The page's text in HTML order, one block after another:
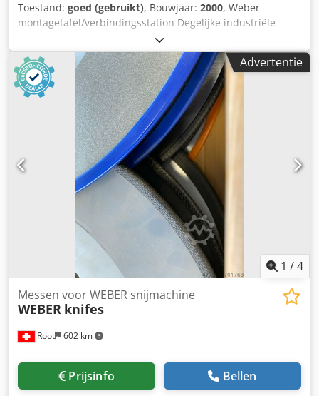
Toestand: goed (gebruikt), Bouwjaar: 2000, Weber
montagetafel/verbindingsstation Degelijke industriële
montagetafel/verbindingsstation van de kwaliteitsfabrikant
WEBER Konstruktion Maschinenbau GmbH. De machine
kenmerkt zich door een extreem robuust mechanisch
ontwerp en is ideaal voor productiebedrijven,
werkplaatsen of als perfecte basis voor een
moderniseringsproject. Technische gegevens (volgens het
typeplaatje): Fabrikant: WEBER Konstruktion
Maschinenbau GmbH (Aschaffenburg) Dwedozni Rxepfx
Aatsa Type: Montagetafel Machinenummer: BA 659 00
Bouwjaar: 08/2000 Elektrische aansluiting: 380 V (CEE-
stekker beschikbaar) Pneumatische aansluiting: 6 bar
"Alles uit één hand: Wij bieden u graag een passende
financieringsmogelijkheid voor uw project." komplett-
konzept.leasingo.de Meer artikelen - nieuw en gebruikt -
vindt u in onze webshop! Internationale verzendkosten op
Advertentie
1 /4
Root 602 km
Messen voor WEBER snijmachine
WEBER knifes
Prijsinfo Bellen